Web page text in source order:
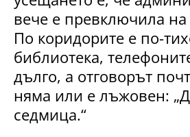
вече е превключила
По коридорите е по-
библиотека,
дълго, а отговорът
няма или е лъжовен:
седмица.“